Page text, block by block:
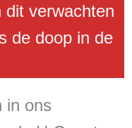
dit verwachten
de doop in de
in ons